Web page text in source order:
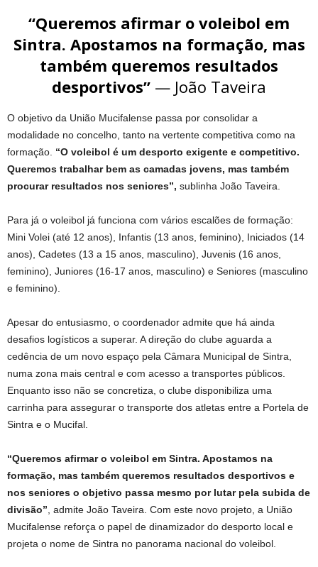
“Queremos afirmar o voleibol em
Sintra. Apostamos na formação, mas
também queremos resultados
desportivos” — João Taveira
O objetivo da União Mucifalense passa por consolidar a
modalidade no concelho, tanto na vertente competitiva como na
formação. “O voleibol é um desporto exigente e competitivo.
Queremos trabalhar bem as camadas jovens, mas também
procurar resultados nos seniores”, sublinha João Taveira.
Para já o voleibol já funciona com vários escalões de formação:
Mini Volei (até 12 anos), Infantis (13 anos, feminino), Iniciados (14
anos), Cadetes (13 a 15 anos, masculino), Juvenis (16 anos,
feminino), Juniores (16-17 anos, masculino) e Seniores (masculino
e feminino).
Apesar do entusiasmo, o coordenador admite que há ainda
desafios logísticos a superar. A direção do clube aguarda a
cedência de um novo espaço pela Câmara Municipal de Sintra,
numa zona mais central e com acesso a transportes públicos.
Enquanto isso não se concretiza, o clube disponibiliza uma
carrinha para assegurar o transporte dos atletas entre a Portela de
Sintra e o Mucifal.
“Queremos afirmar o voleibol em Sintra. Apostamos na
formação, mas também queremos resultados desportivos e
nos seniores o objetivo passa mesmo por lutar pela subida de
divisão”, admite João Taveira. Com este novo projeto, a União
Mucifalense reforça o papel de dinamizador do desporto local e
projeta o nome de Sintra no panorama nacional do voleibol.